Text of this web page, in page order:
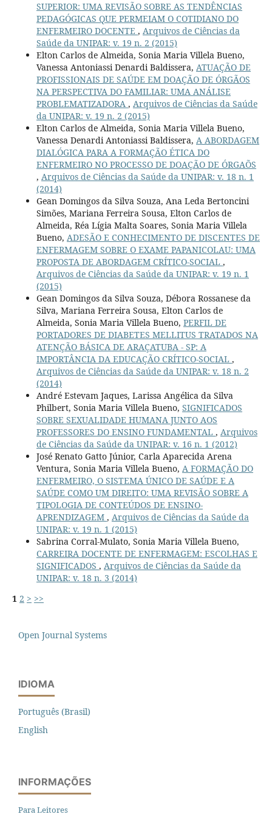
SUPERIOR: UMA REVISÃO SOBRE AS TENDÊNCIAS
PEDAGÓGICAS QUE PERMEIAM O COTIDIANO DO
ENFERMEIRO DOCENTE , Arquivos de Ciências da
Saúde da UNIPAR: v. 19 n. 2 (2015)
Elton Carlos de Almeida, Sonia Maria Villela Bueno,
Vanessa Antoniassi Denardi Baldissera, ATUAÇÃO DE
PROFISSIONAIS DE SAÚDE EM DOAÇÃO DE ÓRGÃOS
NA PERSPECTIVA DO FAMILIAR: UMA ANÁLISE
PROBLEMATIZADORA , Arquivos de Ciências da Saúde
da UNIPAR: v. 19 n. 2 (2015)
Elton Carlos de Almeida, Sonia Maria Villela Bueno,
Vanessa Denardi Antoniassi Baldissera, A ABORDAGEM
DIALÓGICA PARA A FORMAÇÃO ÉTICA DO
ENFERMEIRO NO PROCESSO DE DOAÇÃO DE ÓRGAÕS
, Arquivos de Ciências da Saúde da UNIPAR: v. 18 n. 1
(2014)
Gean Domingos da Silva Souza, Ana Leda Bertoncini
Simões, Mariana Ferreira Sousa, Elton Carlos de
Almeida, Réa Lígia Malta Soares, Sonia Maria Villela
Bueno, ADESÃO E CONHECIMENTO DE DISCENTES DE
ENFERMAGEM SOBRE O EXAME PAPANICOLAU: UMA
PROPOSTA DE ABORDAGEM CRÍTICO-SOCIAL ,
Arquivos de Ciências da Saúde da UNIPAR: v. 19 n. 1
(2015)
Gean Domingos da Silva Souza, Débora Rossanese da
Silva, Mariana Ferreira Sousa, Elton Carlos de
Almeida, Sonia Maria Villela Bueno, PERFIL DE
PORTADORES DE DIABETES MELLITUS TRATADOS NA
ATENÇÃO BÁSICA DE ARAÇATUBA - SP: A
IMPORTÂNCIA DA EDUCAÇÃO CRÍTICO-SOCIAL ,
Arquivos de Ciências da Saúde da UNIPAR: v. 18 n. 2
(2014)
André Estevam Jaques, Larissa Angélica da Silva
Philbert, Sonia Maria Villela Bueno, SIGNIFICADOS
SOBRE SEXUALIDADE HUMANA JUNTO AOS
PROFESSORES DO ENSINO FUNDAMENTAL , Arquivos
de Ciências da Saúde da UNIPAR: v. 16 n. 1 (2012)
José Renato Gatto Júnior, Carla Aparecida Arena
Ventura, Sonia Maria Villela Bueno, A FORMAÇÃO DO
ENFERMEIRO, O SISTEMA ÚNICO DE SAÚDE E A
SAÚDE COMO UM DIREITO: UMA REVISÃO SOBRE A
TIPOLOGIA DE CONTEÚDOS DE ENSINO-
APRENDIZAGEM , Arquivos de Ciências da Saúde da
UNIPAR: v. 19 n. 1 (2015)
Sabrina Corral-Mulato, Sonia Maria Villela Bueno,
CARREIRA DOCENTE DE ENFERMAGEM: ESCOLHAS E
SIGNIFICADOS , Arquivos de Ciências da Saúde da
UNIPAR: v. 18 n. 3 (2014)
1 2 > >>
Open Journal Systems
IDIOMA
Português (Brasil)
English
INFORMAÇÕES
Para Leitores